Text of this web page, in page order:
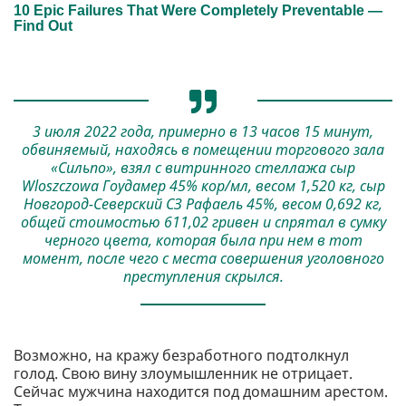
3 июля 2022 года, примерно в 13 часов 15 минут,
обвиняемый, находясь в помещении торгового зала
«Сильпо», взял с витринного стеллажа сыр
Wloszczowa Гоудамер 45% кор/мл, весом 1,520 кг, сыр
Новгород-Северский СЗ Рафаель 45%, весом 0,692 кг,
общей стоимостью 611,02 гривен и спрятал в сумку
черного цвета, которая была при нем в тот
момент, после чего с места совершения уголовного
преступления скрылся.
Возможно, на кражу безработного подтолкнул
голод. Свою вину злоумышленник не отрицает.
Сейчас мужчина находится под домашним арестом.